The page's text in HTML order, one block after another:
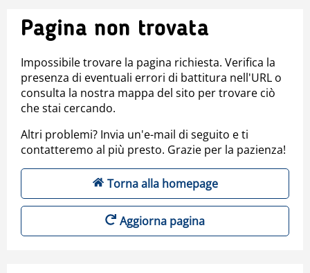
Pagina non trovata
Impossibile trovare la pagina richiesta. Verifica la
presenza di eventuali errori di battitura nell'URL o
consulta la nostra mappa del sito per trovare ciò
che stai cercando.
Altri problemi? Invia un'e-mail di seguito e ti
contatteremo al più presto. Grazie per la pazienza!
Torna alla homepage
Aggiorna pagina